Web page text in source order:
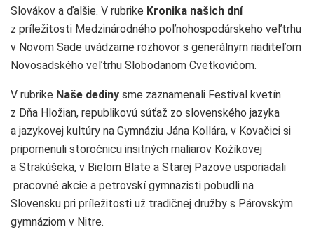
Slovákov a ďalšie. V rubrike Kronika našich dní
z príležitosti Medzinárodného poľnohospodárskeho veľtrhu
v Novom Sade uvádzame rozhovor s generálnym riaditeľom
Novosadského veľtrhu Slobodanom Cvetkovićom.
V rubrike Naše dediny sme zaznamenali Festival kvetín
z Dňa Hložian, republikovú súťaž zo slovenského jazyka
a jazykovej kultúry na Gymnáziu Jána Kollára, v Kovačici si
pripomenuli storočnicu insitných maliarov Kožíkovej
a Strakúšeka, v Bielom Blate a Starej Pazove usporiadali
pracovné akcie a petrovskí gymnazisti pobudli na
Slovensku pri príležitosti už tradičnej družby s Párovským
gymnáziom v Nitre.